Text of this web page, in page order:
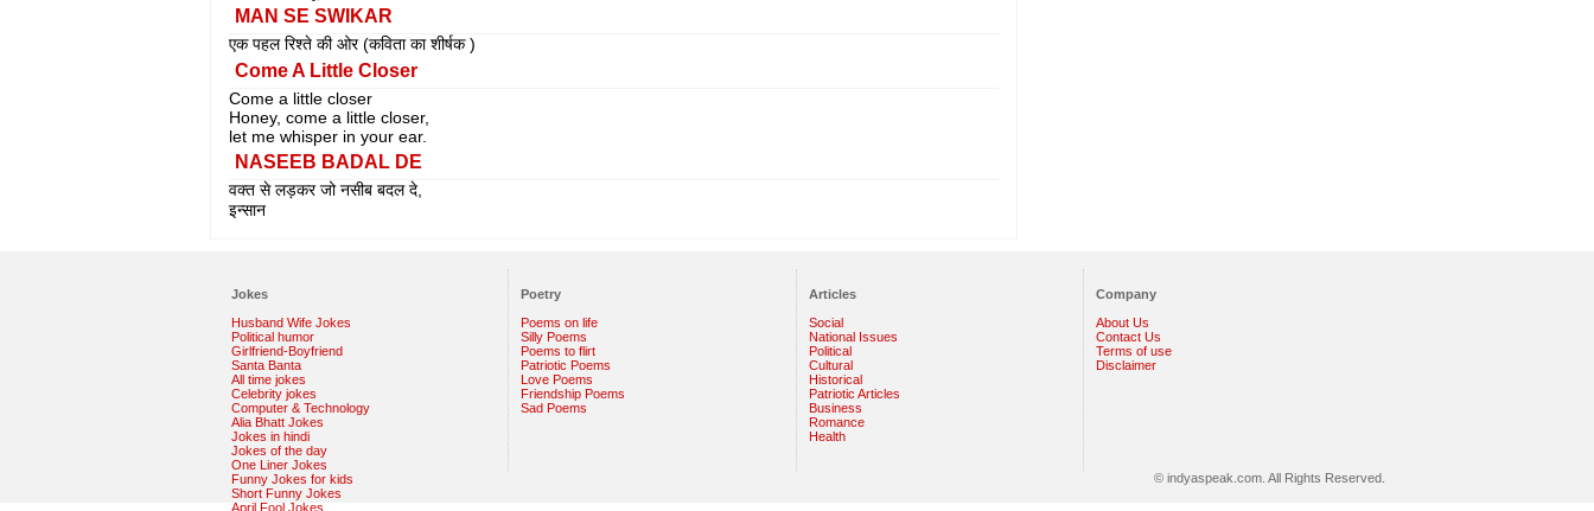
MAN SE SWIKAR
एक पहल रिश्ते की ओर (कविता का शीर्षक )
Come A Little Closer
Come a little closer
Honey, come a little closer,
let me whisper in your ear.
NASEEB BADAL DE
वक्त से लड़कर जो नसीब बदल दे,
इन्सान
Jokes
Husband Wife Jokes
Political humor
Girlfriend-Boyfriend
Santa Banta
All time jokes
Celebrity jokes
Computer & Technology
Alia Bhatt Jokes
Jokes in hindi
Jokes of the day
One Liner Jokes
Funny Jokes for kids
Short Funny Jokes
April Fool Jokes
Poetry
Poems on life
Silly Poems
Poems to flirt
Patriotic Poems
Love Poems
Friendship Poems
Sad Poems
Articles
Social
National Issues
Political
Cultural
Historical
Patriotic Articles
Business
Romance
Health
Company
About Us
Contact Us
Terms of use
Disclaimer
© indyaspeak.com. All Rights Reserved.